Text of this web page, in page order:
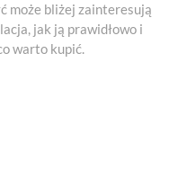
może bliżej zainteresują
jak ją prawidłowo i
warto kupić.